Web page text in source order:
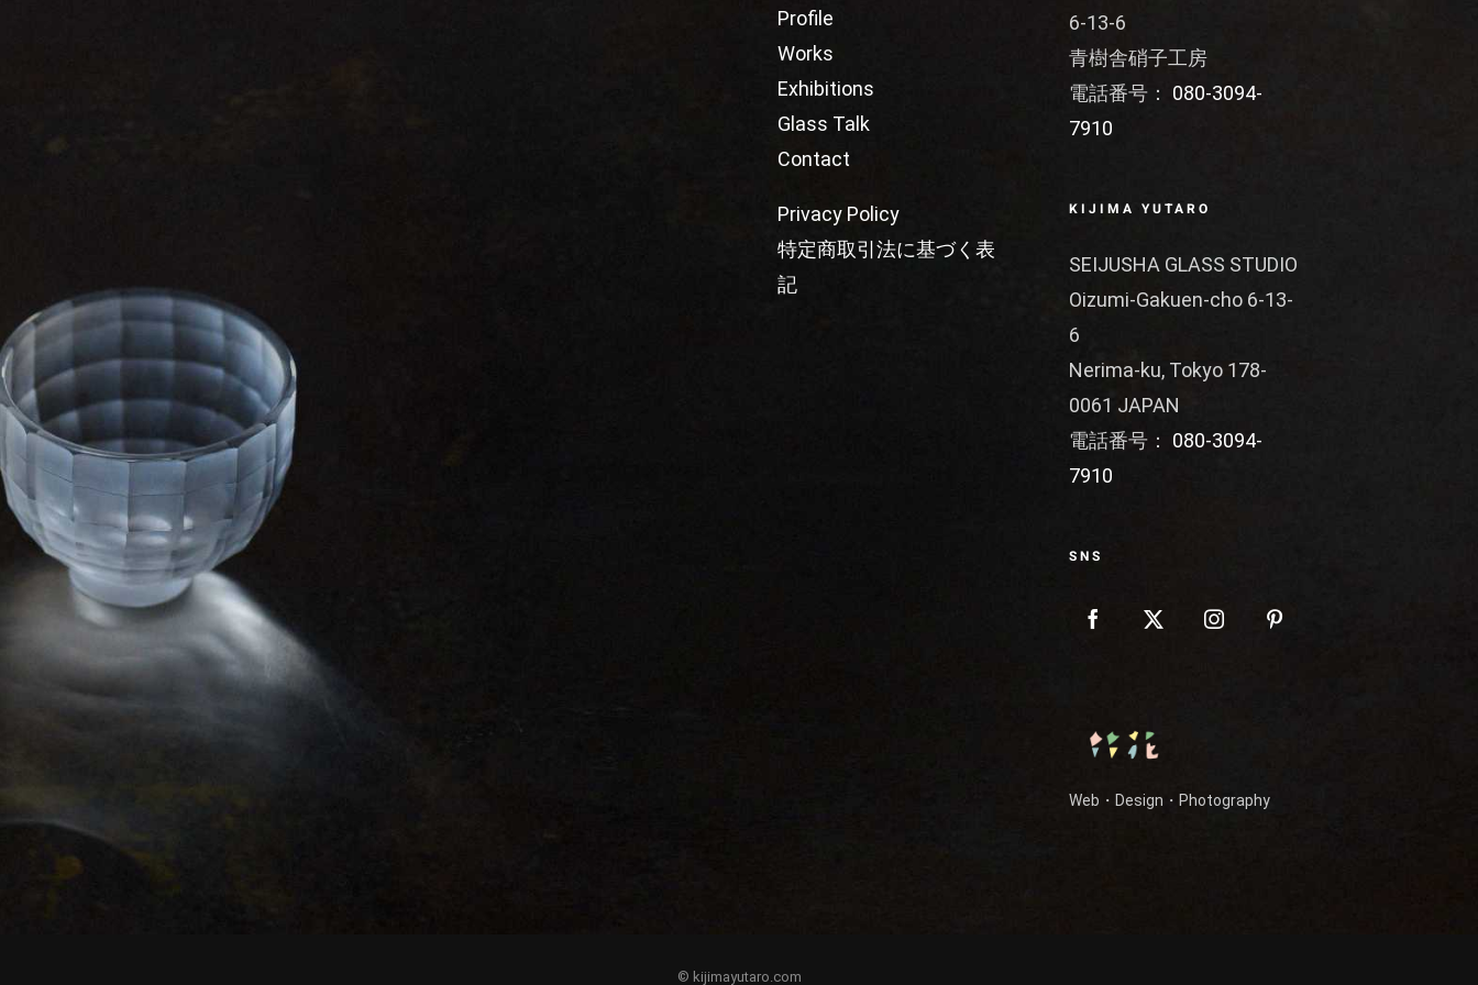
Profile
Works
Exhibitions
Glass Talk
Contact
Privacy Policy
特定商取引法に基づく表
記
6-13-6
青樹舎硝子工房
電話番号： 080-3094-
7910
KIJIMA YUTARO
SEIJUSHA GLASS STUDIO
Oizumi-Gakuen-cho 6-13-
6
Nerima-ku, Tokyo 178-
0061 JAPAN
電話番号： 080-3094-
7910
SNS
Web・Design・Photography
© kijimayutaro.com